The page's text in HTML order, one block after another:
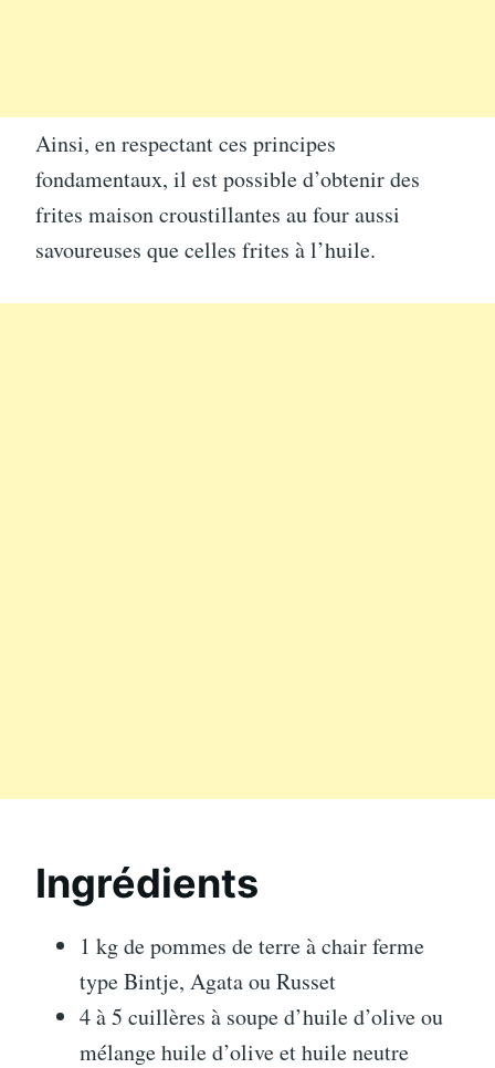
Ainsi, en respectant ces principes
fondamentaux, il est possible d’obtenir des
frites maison croustillantes au four aussi
savoureuses que celles frites à l’huile.
Ingrédients
1 kg de pommes de terre à chair ferme
type Bintje, Agata ou Russet
4 à 5 cuillères à soupe d’huile d’olive ou
mélange huile d’olive et huile neutre